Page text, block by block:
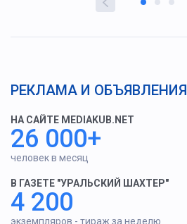
РЕКЛАМА И ОБЪЯВЛЕНИЯ
НА САЙТЕ MEDIAKUB.NET
26 000+
человек в месяц
В ГАЗЕТЕ "УРАЛЬСКИЙ ШАХТЕР"
4 200
экземпляров - тираж за неделю